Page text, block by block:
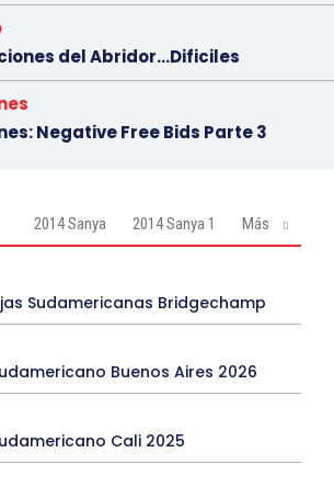
del Abridor…Dificiles
Negative Free Bids Parte 3
2014 Sanya 2014 Sanya 1 Más
Sudamericanas Bridgechamp
Buenos Aires 2026
Cali 2025